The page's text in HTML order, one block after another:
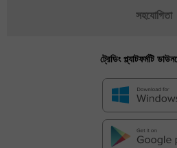
সহযোগিতা
ট্রেডিং প্ল্যাটফর্মটি